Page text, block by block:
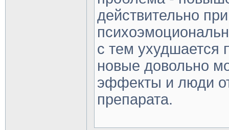
действительно
с тем ухудшается
новые довольно
эффекты и люди
препарата.